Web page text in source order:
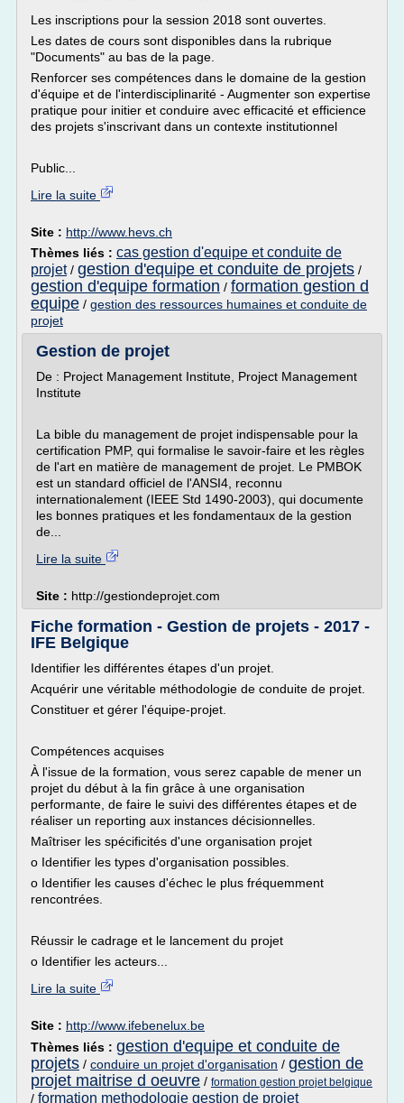
Les inscriptions pour la session 2018 sont ouvertes.
Les dates de cours sont disponibles dans la rubrique
"Documents" au bas de la page.
Renforcer ses compétences dans le domaine de la gestion
d'équipe et de l'interdisciplinarité - Augmenter son expertise
pratique pour initier et conduire avec efficacité et efficience
des projets s'inscrivant dans un contexte institutionnel
Public...
Lire la suite
Site : http://www.hevs.ch
Thèmes liés : cas gestion d'equipe et conduite de
projet/ gestion d'equipe et conduite de projets /
gestion d'equipe formation / formation gestion d
equipe / gestion des ressources humaines et conduite de
projet
Gestion de projet
De : Project Management Institute, Project Management
Institute
La bible du management de projet indispensable pour la
certification PMP, qui formalise le savoir-faire et les règles
de l'art en matière de management de projet. Le PMBOK
est un standard officiel de l'ANSI4, reconnu
internationalement (IEEE Std 1490-2003), qui documente
les bonnes pratiques et les fondamentaux de la gestion
de...
Lire la suite
Site : http://gestiondeprojet.com
Fiche formation - Gestion de projets - 2017 -
IFE Belgique
Identifier les différentes étapes d'un projet.
Acquérir une véritable méthodologie de conduite de projet.
Constituer et gérer l'équipe-projet.
Compétences acquises
À l'issue de la formation, vous serez capable de mener un
projet du début à la fin grâce à une organisation
performante, de faire le suivi des différentes étapes et de
réaliser un reporting aux instances décisionnelles.
Maîtriser les spécificités d'une organisation projet
o Identifier les types d'organisation possibles.
o Identifier les causes d'échec le plus fréquemment
rencontrées.
Réussir le cadrage et le lancement du projet
o Identifier les acteurs...
Lire la suite
Site : http://www.ifebenelux.be
Thèmes liés : gestion d'equipe et conduite de
projets / conduire un projet d'organisation / gestion de
projet maitrise d oeuvre / formation gestion projet belgique
/ formation methodologie gestion de projet